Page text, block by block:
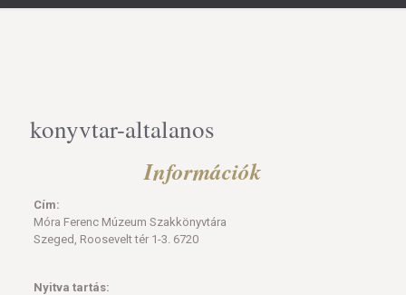
konyvtar-altalanos
Információk
Cím:
Móra Ferenc Múzeum Szakkönyvtára
Szeged, Roosevelt tér 1-3. 6720
Nyitva tartás: